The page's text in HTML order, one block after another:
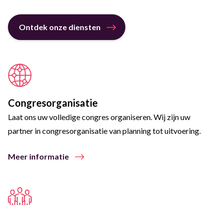
Ontdek onze diensten
Congresorganisatie
Laat ons uw volledige congres organiseren. Wij zijn uw
partner in congresorganisatie van planning tot uitvoering.
Meer informatie